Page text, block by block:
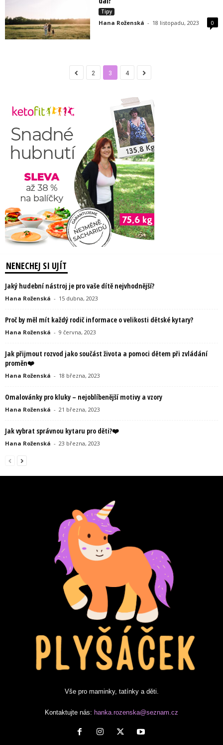
Tipy
Hana Roženská - 18 listopadu, 2023 0
2 3 4
NENECHEJ SI UJÍT
Jaký hudební nástroj je pro vaše dítě nejvhodnější?
Hana Roženská - 15 dubna, 2023
Proč by měl mít každý rodič informace o velikosti dětské kytary?
Hana Roženská - 9 června, 2023
Jak přijmout rozvod jako součást života a pomoci dětem při zvládání
proměn❤️
Hana Roženská - 18 března, 2023
Omalovánky pro kluky – nejoblíbenější motivy a vzory
Hana Roženská - 21 března, 2023
Jak vybrat správnou kytaru pro děti?❤️
Hana Roženská - 23 března, 2023
Vše pro maminky, tatínky a děti.
Kontaktujte nás: hanka.rozenska@seznam.cz